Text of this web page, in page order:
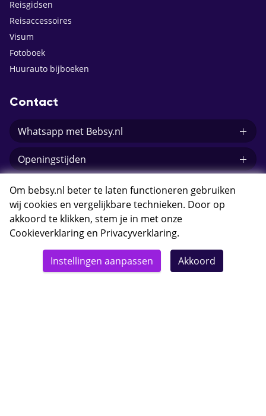
Reisgidsen
Reisaccessoires
Visum
Fotoboek
Huurauto bijboeken
Contact
Whatsapp met Bebsy.nl
Openingstijden
E-mail Bebsy.nl
© 2026 Bebsy.nl
Om bebsy.nl beter te laten functioneren gebruiken
wij cookies en vergelijkbare technieken. Door op
akkoord te klikken, stem je in met onze
Cookieverklaring en Privacyverklaring.
Instellingen aanpassen Akkoord